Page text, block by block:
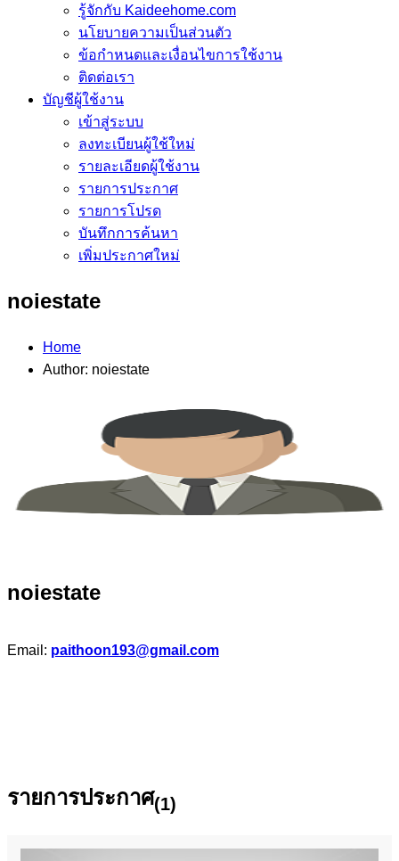
รู้จักกับ Kaideehome.com
นโยบายความเป็นส่วนตัว
ข้อกำหนดและเงื่อนไขการใช้งาน
ติดต่อเรา
บัญชีผู้ใช้งาน
เข้าสู่ระบบ
ลงทะเบียนผู้ใช้ใหม่
รายละเอียดผู้ใช้งาน
รายการประกาศ
รายการโปรด
บันทึกการค้นหา
เพิ่มประกาศใหม่
noiestate
Home
Author: noiestate
noiestate
Email: paithoon193@gmail.com
รายการประกาศ(1)